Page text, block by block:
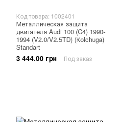
Код товара: 1002401
Металлическая защита
двигателя Audi 100 (C4) 1990-
1994 (V2.0/V2.5TD) (Кolchuga)
Standart
3 444.00 грн Под заказ